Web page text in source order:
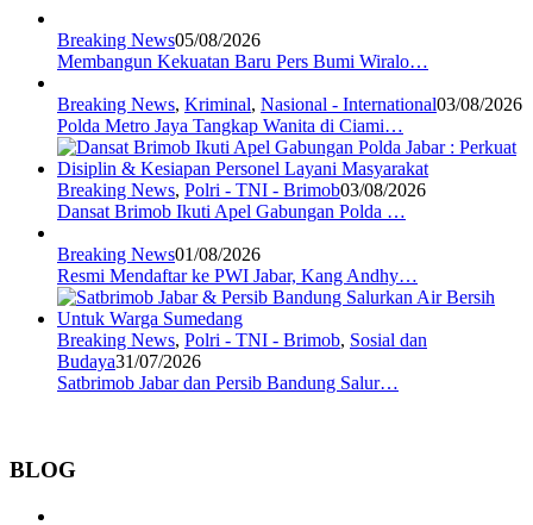
Breaking News05/08/2026
Membangun Kekuatan Baru Pers Bumi Wiralo…
Breaking News, Kriminal, Nasional - International03/08/2026
Polda Metro Jaya Tangkap Wanita di Ciami…
Breaking News, Polri - TNI - Brimob03/08/2026
Dansat Brimob Ikuti Apel Gabungan Polda …
Breaking News01/08/2026
Resmi Mendaftar ke PWI Jabar, Kang Andhy…
Breaking News, Polri - TNI - Brimob, Sosial dan
Budaya31/07/2026
Satbrimob Jabar dan Persib Bandung Salur…
BLOG